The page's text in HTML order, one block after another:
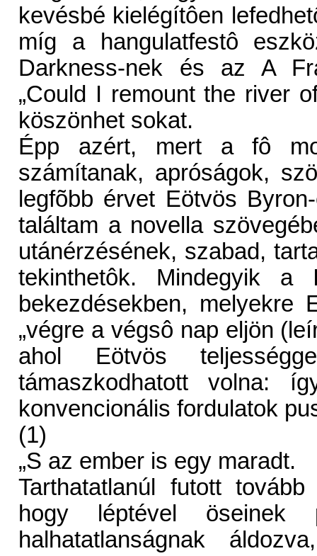
kevésbé kielégítôen
míg a hangulatfestô
Darkness-nek és az A
„Could I remount the river
köszönhet sokat.
Épp azért, mert a fô
számítanak, apróságok,
legfõbb érvet Eötvös
találtam a novella
utánérzésének, szabad,
tekinthetôk. Mindegyik
bekezdésekben, melyekre
„végre a végsô nap eljön
ahol Eötvös
támaszkodhatott volna:
konvencionális fordulatok
(1)
„S az ember is egy maradt.
Tarthatatlanúl futott
hogy léptével
halhatatlanságnak